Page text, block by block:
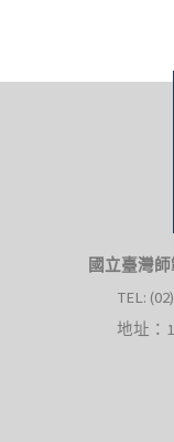
國立臺灣師
TEL:
地址：